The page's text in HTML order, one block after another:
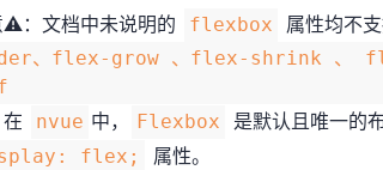
⚠️：文档中未说明的 flexbox 属性均不
、flex-grow 、flex-shrink 、
nvue 中， Flexbox 是默认且唯一的
flex; 属性。